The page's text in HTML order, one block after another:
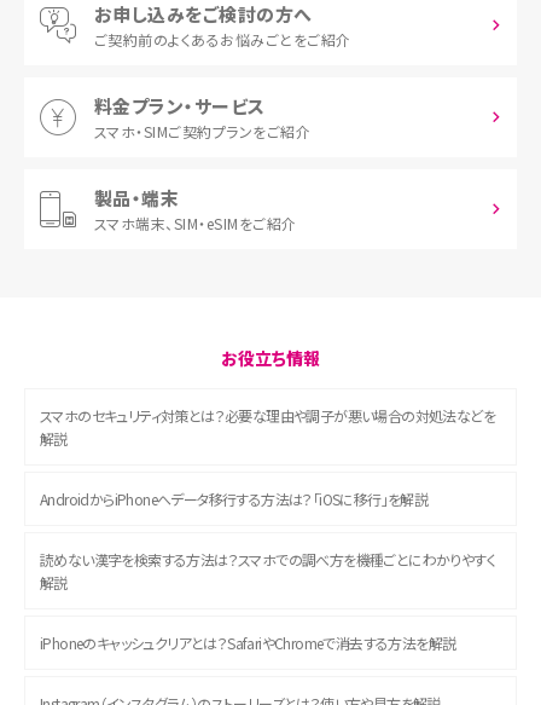
お申し込みをご検討の方へ
ご契約前のよくあるお悩みごとをご紹介
料金プラン・サービス
スマホ・SIMご契約プランをご紹介
製品・端末
スマホ端末、SIM・eSIMをご紹介
お役立ち情報
スマホのセキュリティ対策とは？必要な理由や調子が悪い場合の対処法などを
解説
AndroidからiPhoneへデータ移行する方法は？「iOSに移行」を解説
読めない漢字を検索する方法は？スマホでの調べ方を機種ごとにわかりやすく
解説
iPhoneのキャッシュクリアとは？SafariやChromeで消去する方法を解説